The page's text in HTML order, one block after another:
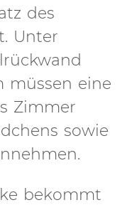
des
Unter
müssen eine
Zimmer
sowie
bekommt